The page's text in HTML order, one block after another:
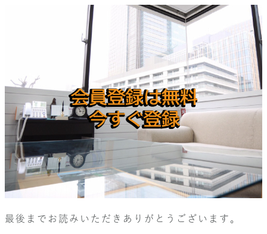
最後までお読みいただきありがとうございます。